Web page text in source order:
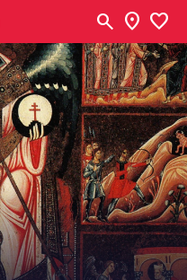
search location_on favorite